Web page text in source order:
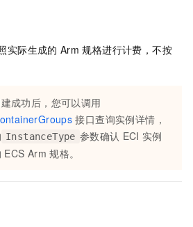
实际生成的 Arm 规格进行计费，不按
成功后，您可以调用
接口查询实例详情，
InstanceType 参数确认 ECI 实例
ECS Arm 规格。